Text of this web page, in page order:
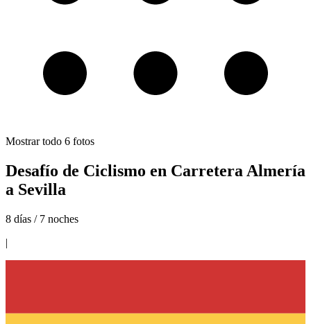
Mostrar todo 6 fotos
Desafío de Ciclismo en Carretera Almería
a Sevilla
8 días / 7 noches
|